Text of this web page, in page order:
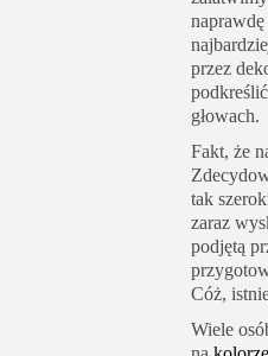
przez
głowach.
Fakt, że
tak
zaraz
podjętą
Cóż,
Wiele